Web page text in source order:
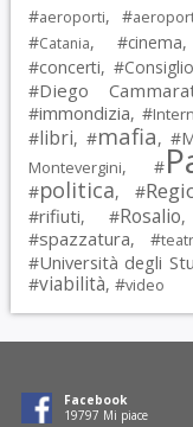
#aeroporti, #
#Catania, #cinema
#concerti, #
#Diego
#immondizia, #
#libri, #mafia, #
Montevergini, #
#politica, #
#rifiuti, #Rosalio
#spazzatura, #
#Università degli
#viabilità, #video
Facebook
19797 Mi piace